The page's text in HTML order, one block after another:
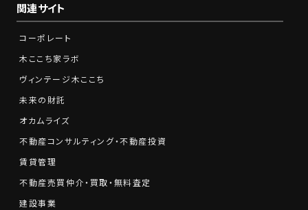
関連サイト
コーポレート
木ここち家ラボ
ヴィンテージ木ここち
未来の財託
オカムライズ
不動産コンサルティング・不動産投資
賃貸管理
不動産売買仲介・買取・無料査定
建設事業